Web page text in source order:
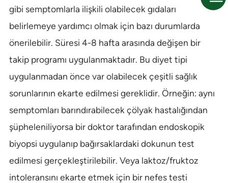
gibi semptomlarla ilişkili olabilecek gıdaları
belirlemeye yardımcı olmak için bazı durumlarda
önerilebilir. Süresi 4-8 hafta arasında değişen bir
takip programı uygulanmaktadır. Bu diyet tipi
uygulanmadan önce var olabilecek çeşitli sağlık
sorunlarının ekarte edilmesi gereklidir. Örneğin: aynı
semptomları barındırabilecek çölyak hastalığından
şüpheleniliyorsa bir doktor tarafından endoskopik
biyopsi uygulanıp bağırsaklardaki dokunun test
edilmesi gerçekleştirilebilir. Veya laktoz/fruktoz
intoleransını ekarte etmek için bir nefes testi